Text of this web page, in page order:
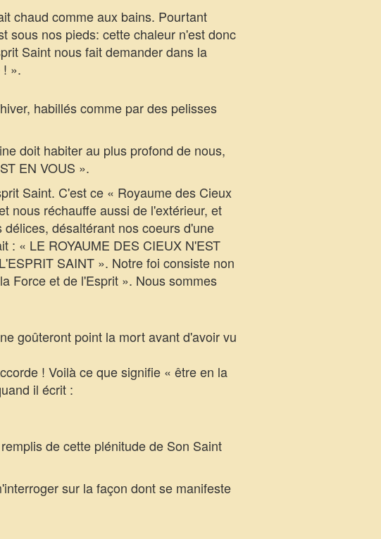
chaud comme aux bains. Pourtant
sous nos pieds: cette chaleur n'est donc
Saint nous fait demander dans la
».
habillés comme par des pelisses
doit habiter au plus profond de nous,
EN VOUS ».
Saint. C'est ce « Royaume des Cieux
nous réchauffe aussi de l'extérieur, et
désaltérant nos coeurs d'une
: « LE ROYAUME DES CIEUX N'EST
SAINT ». Notre foi consiste non
Force et de l'Esprit ». Nous sommes
goûteront point la mort avant d'avoir vu
! Voilà ce que signifie « être en la
il écrit :
de cette plénitude de Son Saint
sur la façon dont se manifeste